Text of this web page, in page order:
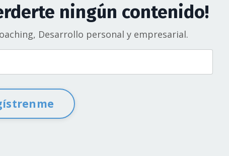
ningún contenido!
Desarrollo personal y empresarial.